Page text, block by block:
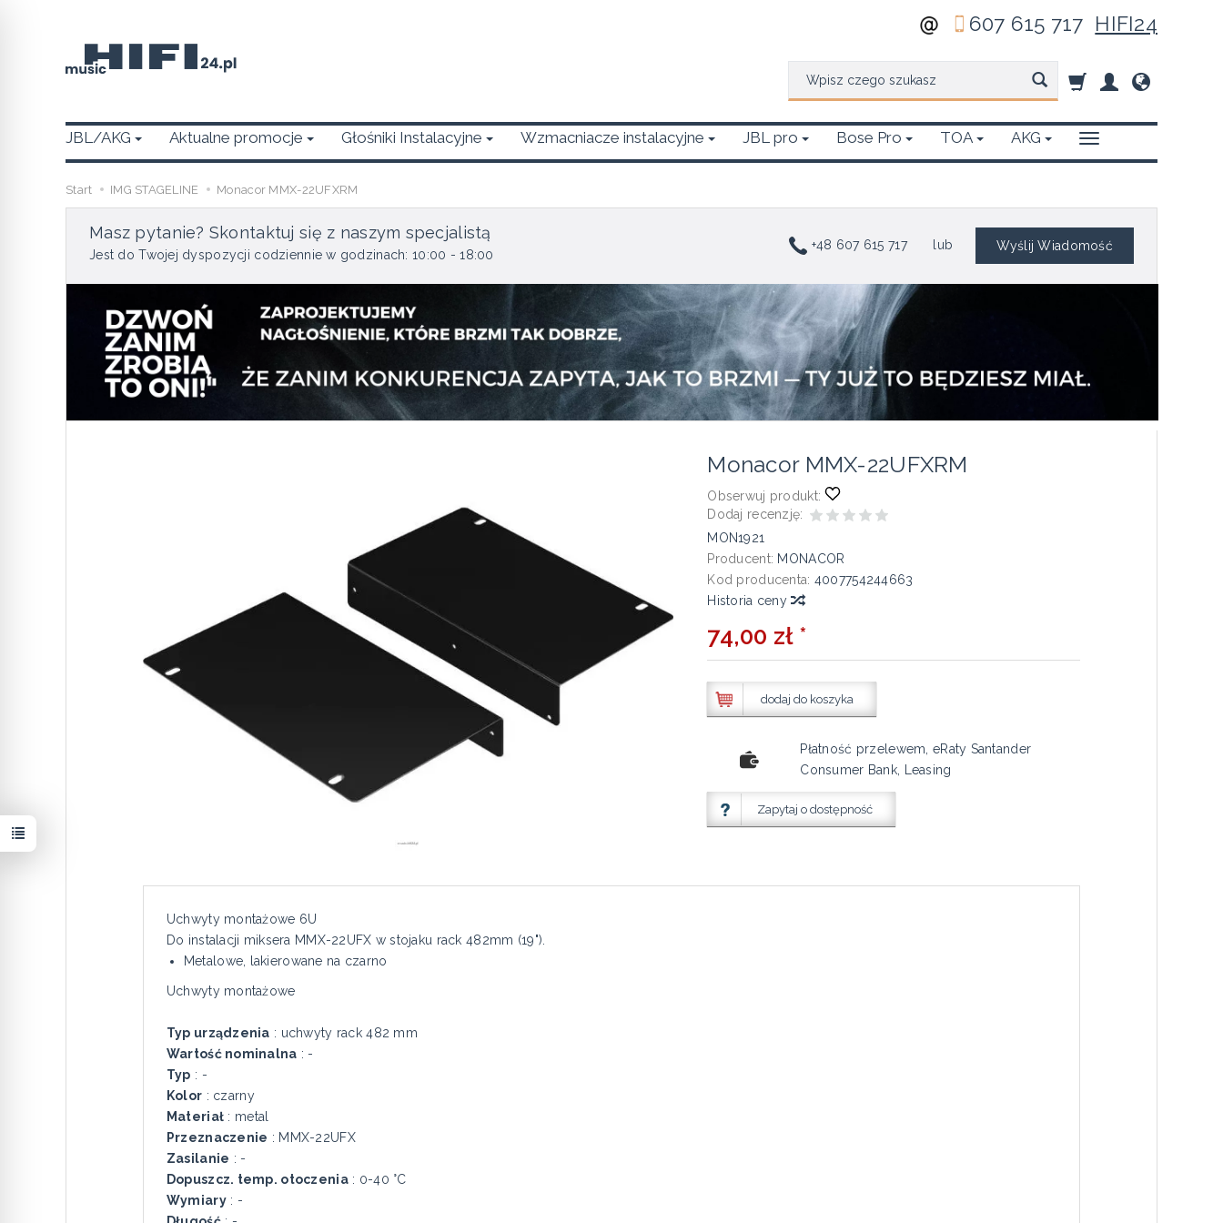
607 615 717 HIFI24
JBL/AKG Aktualne promocje Głośniki Instalacyjne Wzmacniacze instalacyjne JBL pro Bose Pro TOA AKG
Start IMG STAGELINE Monacor MMX-22UFXRM
Masz pytanie? Skontaktuj się z naszym specjalistą
Jest do Twojej dyspozycji codziennie w godzinach: 10:00 - 18:00
+48 607 615 717 lub Wyślij Wiadomość
Monacor MMX-22UFXRM
Obserwuj produkt:
Dodaj recenzję:
MON1921
Producent: MONACOR
Kod producenta: 4007754244663
Historia ceny
74,00 zł *
dodaj do koszyka
Płatność przelewem, eRaty Santander
Consumer Bank, Leasing
Zapytaj o dostępność
Uchwyty montażowe 6U
Do instalacji miksera MMX-22UFX w stojaku rack 482mm (19").
Metalowe, lakierowane na czarno
Uchwyty montażowe
Typ urządzenia : uchwyty rack 482 mm
Wartość nominalna : -
Typ : -
Kolor : czarny
Materiał : metal
Przeznaczenie : MMX-22UFX
Zasilanie : -
Dopuszcz. temp. otoczenia: 0-40 °C
Wymiary: -